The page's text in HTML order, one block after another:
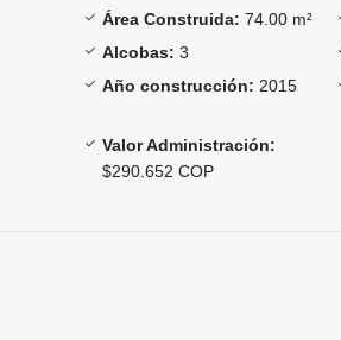
Área Construida: 74.00 m²
Alcobas: 3
Año construcción: 2015
Valor Administración:
$290.652 COP